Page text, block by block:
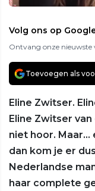
Volg ons op
Ontvang onze nieuwste
Toevoegen als
Eline Zwitser.
Eline Zwitser van
niet hoor. Maar…
dan kom je er
Nederlandse
haar complete